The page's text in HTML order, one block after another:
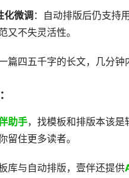
化微调 ：自动排版后仍支持用
又不失灵活性。
篇四五千字的长文，几分钟
助手，找模板和排版本该
留住更多读者。
库与自动排版，壹伴还提供